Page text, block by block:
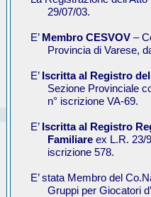
29/07/03.
E’ Membro CESVOV –
Provincia di Varese,
E’ Iscritta al Registro
Sezione Provinciale
n° iscrizione VA-69.
E’ Iscritta al Registro
Familiare ex L.R. 23/
iscrizione 578.
E’ stata Membro del
Gruppi per Giocatori